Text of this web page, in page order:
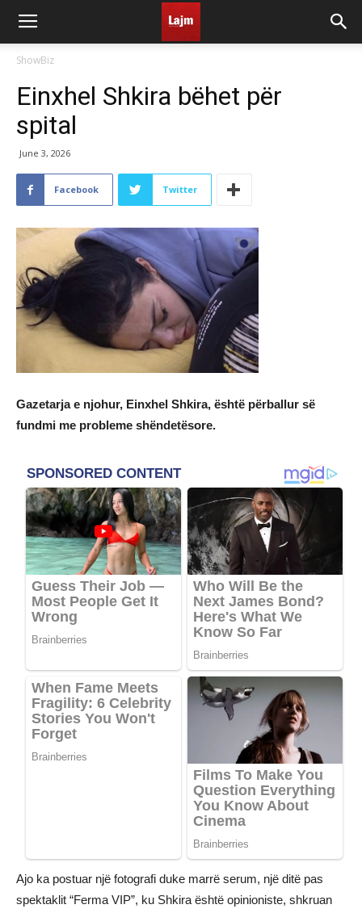
ShowBiz
Einxhel Shkira bëhet për
spital
June 3, 2026
Facebook Twitter
Gazetarja e njohur, Einxhel Shkira, është përballur së
fundmi me probleme shëndetësore.
Ajo ka postuar një fotografi duke marrë serum, një ditë pas
spektaklit “Ferma VIP”, ku Shkira është opinioniste, shkruan